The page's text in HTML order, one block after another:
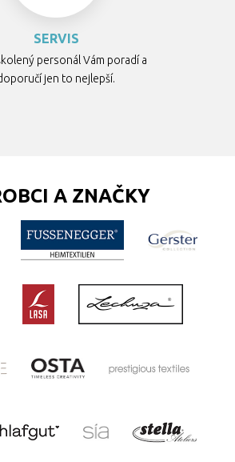
SERVIS
personál Vám poradí a
jen to nejlepší.
A ZNAČKY